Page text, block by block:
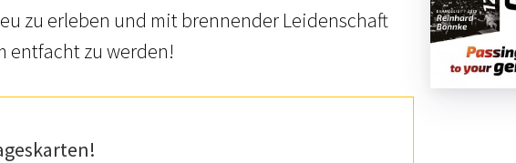
zu erleben und mit brennender Leidenschaft
entfacht zu werden!